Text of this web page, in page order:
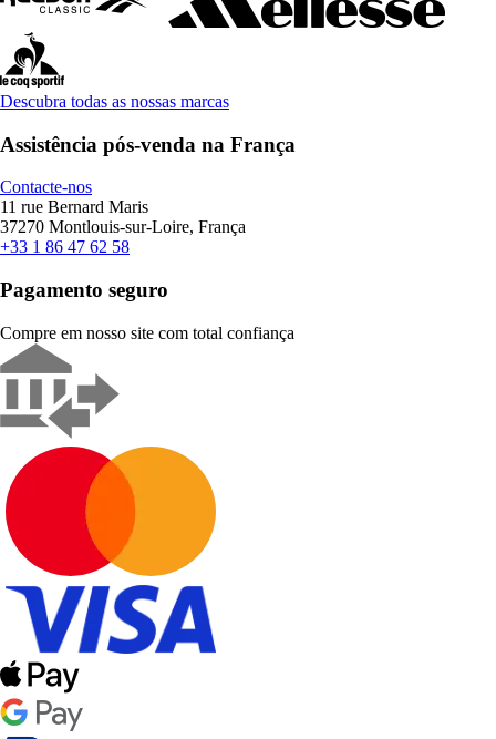
Descubra todas as nossas marcas
Assistência pós-venda na França
Contacte-nos
11 rue Bernard Maris
37270 Montlouis-sur-Loire, França
+33 1 86 47 62 58
Pagamento seguro
Compre em nosso site com total confiança